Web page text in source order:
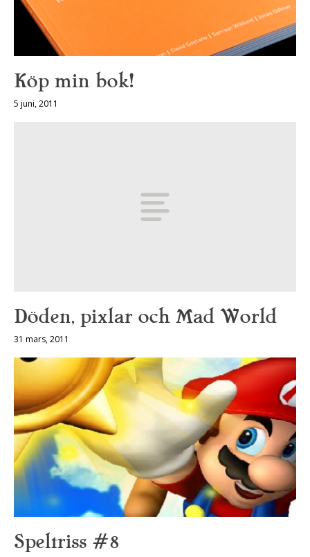
Köp min bok!
5 juni, 2011
Döden, pixlar och Mad World
31 mars, 2011
Speltriss #8